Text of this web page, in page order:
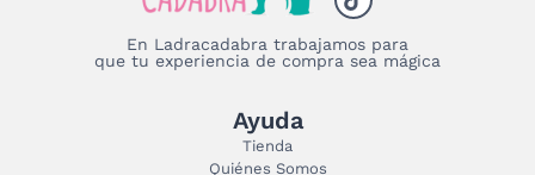
En Ladracadabra trabajamos para
que tu experiencia de compra sea mágica
Ayuda
Tienda
Quiénes Somos